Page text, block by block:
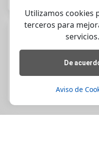
Utilizamos cookies
terceros para
servicios.
De
Aviso de
2023-02-10 19:37:54